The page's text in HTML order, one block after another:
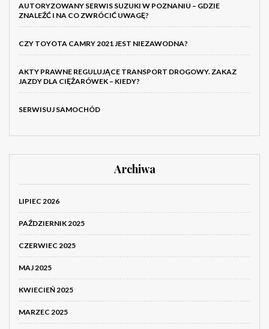
AUTORYZOWANY SERWIS SUZUKI W POZNANIU – GDZIE
ZNALEŹĆ I NA CO ZWRÓCIĆ UWAGĘ?
CZY TOYOTA CAMRY 2021 JEST NIEZAWODNA?
AKTY PRAWNE REGULUJĄCE TRANSPORT DROGOWY. ZAKAZ
JAZDY DLA CIĘŻARÓWEK – KIEDY?
SERWISUJ SAMOCHÓD
Archiwa
LIPIEC 2026
PAŹDZIERNIK 2025
CZERWIEC 2025
MAJ 2025
KWIECIEŃ 2025
MARZEC 2025